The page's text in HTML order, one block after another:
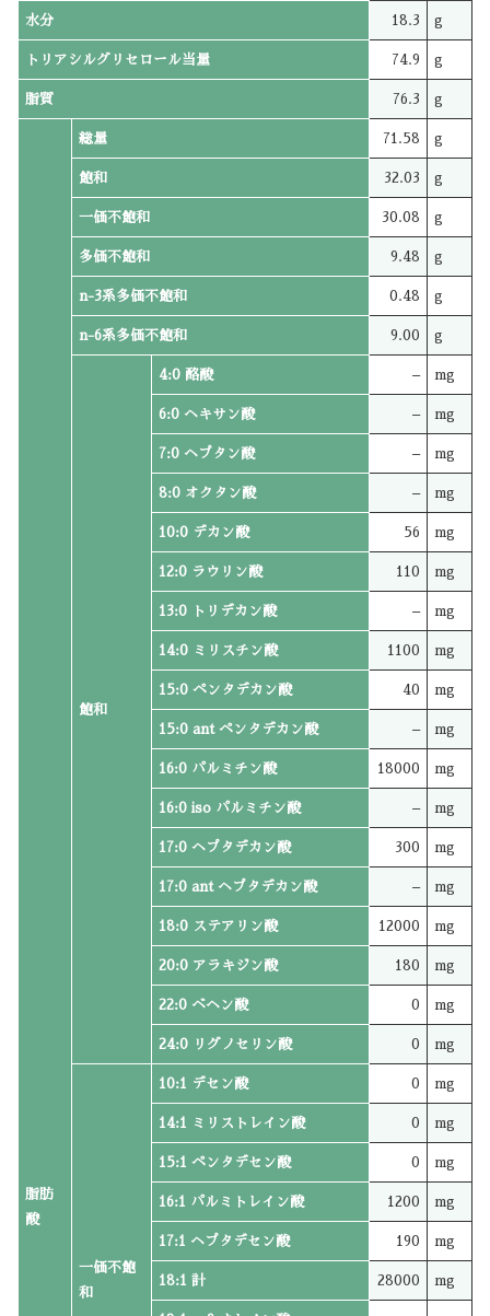
水分 18.3 g
トリアシルグリセロール当量 74.9 g
脂質 76.3 g
脂肪
酸
総量 71.58 g
飽和 32.03 g
一価不飽和 30.08 g
多価不飽和 9.48 g
n-3系多価不飽和 0.48 g
n-6系多価不飽和 9.00 g
飽和
4:0 酪酸 – mg
6:0 ヘキサン酸 – mg
7:0 ヘプタン酸 – mg
8:0 オクタン酸 – mg
10:0 デカン酸 56 mg
12:0 ラウリン酸 110 mg
13:0 トリデカン酸 – mg
14:0 ミリスチン酸 1100 mg
15:0 ペンタデカン酸 40 mg
15:0 ant ペンタデカン酸 – mg
16:0 パルミチン酸 18000 mg
16:0 iso パルミチン酸 – mg
17:0 ヘプタデカン酸 300 mg
17:0 ant ヘプタデカン酸 – mg
18:0 ステアリン酸 12000 mg
20:0 アラキジン酸 180 mg
22:0 ベヘン酸 0 mg
24:0 リグノセリン酸 0 mg
一価不飽
和
10:1 デセン酸 0 mg
14:1 ミリストレイン酸 0 mg
15:1 ペンタデセン酸 0 mg
16:1 パルミトレイン酸 1200 mg
17:1 ヘプタデセン酸 190 mg
18:1 計 28000 mg